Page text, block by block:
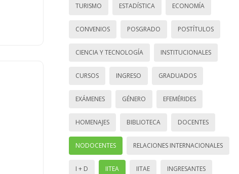
TURISMO ESTADÍSTICA ECONOMÍA
CONVENIOS POSGRADO POSTÍTULOS
CIENCIA Y TECNOLOGÍA INSTITUCIONALES
CURSOS INGRESO GRADUADOS
EXÁMENES GÉNERO EFEMÉRIDES
HOMENAJES BIBLIOTECA DOCENTES
NODOCENTES RELACIONES INTERNACIONALES
I + D IITEA IITAE INGRESANTES